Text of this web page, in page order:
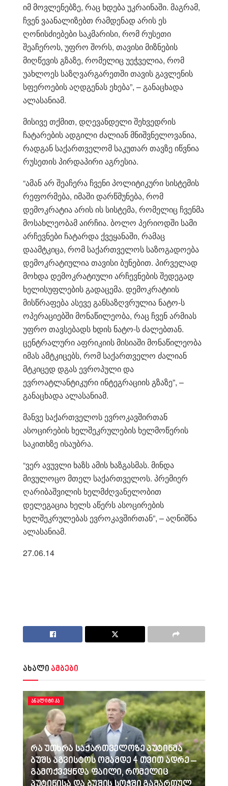
იმ მოვლენებზე, რაც ხდება უკრაინაში. მაგრამ,
ჩვენ ვაანალიზებთ რამდენად არის ეს
ღონისძიებები საკმარისი, რომ რუსეთი
შეაჩეროს, უფრო შორს, თავისი მიზნების
მიღწევის გზაზე, რომელიც უეჭველია, რომ
უახლოეს საზღვარგარეთში თავის გავლენის
სფეროების აღდგენას ეხება”, – განაცხადა
ალასანიამ.
მისივე თქმით, დღევანდელი შეხვედრის
ჩატარების ადგილი ძალიან მნიშვნელოვანია,
რადგან საქართველომ საკუთარ თავზე იწვნია
რუსეთის პირდაპირი აგრესია.
“ამან არ შეაჩერა ჩვენი პოლიტიკური სისტემის
რეფორმება, იმაში დარწმუნება, რომ
დემოკრატია არის ის სისტემა, რომელიც ჩვენმა
მოსახლეობამ აირჩია. ბოლო პერიოდში სამი
არჩევნები ჩატარდა ქვეყანაში, რამაც
დაამტკიცა, რომ საქართველოს საზოგადოება
დემოკრატიულია თავისი ბუნებით. პირველად
მოხდა დემოკრატიული არჩევნების შედეგად
ხელისუფლების გადაცემა. დემოკრატიის
მისწრაფება ასევე განსაზღვრულია ნატო-ს
ოპერაციებში მონაწილეობა, რაც ჩვენ არმიას
უფრო თავსებადს ხდის ნატო-ს ძალებთან.
ცენტრალური აფრიკიის მისიაში მონაწილეობა
იმას ამტკიცებს, რომ საქართველო ძალიან
მტკიცედ დგას ევროპული და
ევროატლანტიკური ინტეგრაციის გზაზე”, –
განაცხადა ალასანიამ.
მანვე საქართველოს ევროკავშირთან
ასოცირების ხელშეკრულების ხელმოწერის
საკითხზე ისაუბრა.
“ვერ ავუვლი ხაზს ამის ხაზგასმას. მინდა
მივულოცო მთელ საქართველოს. პრემიერ
ღარიბაშვილის ხელმძღვანელობით
დელეგაცია ხელს აწერს ასოცირების
ხელშეკრულებას ევროკავშირთან”, – აღნიშნა
ალასანიამ.
27.06.14
ახალი ამბები
ᲐᲜᲐᲚᲘᲢᲘᲙᲐ
რა უთხრა საქართველოზე პუტინმა
ბუშს აგვისტოს ომამდე 4 თვით ადრე –
გამოქვეყნდა ფაილი, რომელიც